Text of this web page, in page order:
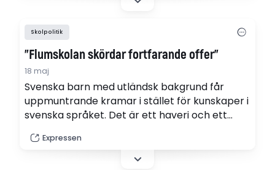
Skolpolitik
"Flumskolan skördar fortfarande offer"
18 maj
Svenska barn med utländsk bakgrund får
uppmuntrande kramar i stället för kunskaper i
svenska språket. Det är ett haveri och ett
ledarplats.
Expressen